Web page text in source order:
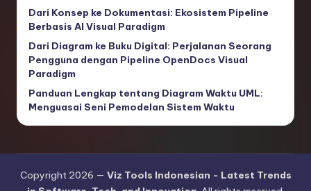
Dari Konsep ke Dokumentasi: Ekosistem Pipeline
Berbasis AI Visual Paradigm
Dari Diagram ke Buku Digital: Perjalanan Seorang
Pengguna dengan Pipeline OpenDocs Visual
Paradigm
Panduan Lengkap tentang Diagram Waktu UML:
Menguasai Seni Pemodelan Sistem Waktu
Copyright 2026 — Viz Tools Indonesian - Latest Trends